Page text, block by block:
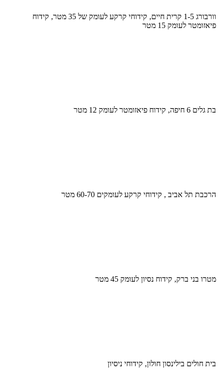
וורבורג 1-5 קרית חיים, קידוחי קרקע לעומק של 35 מטר, קידוח
פיאזומטר לעומק 15 מטר
בת גלים 6 חיפה, קידוח פיאזומטר לעומק 12 מטר
הרכבת תל אביב , קידוחי קרקע לעומקים 60-70 מטר
מטרו בני ברק, קידוח נסיון לעומק 45 מטר
בית חולים בילינסון חולון, קידוחי ניסיון